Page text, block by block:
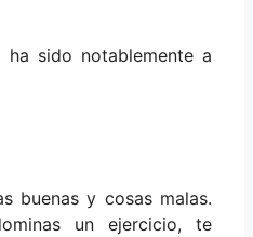
sido notablemente a
buenas y cosas malas.
un ejercicio, te